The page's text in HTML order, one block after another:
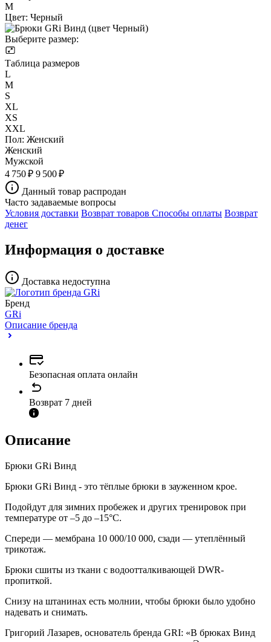
M
Цвет: Черный
Выберите размер:
Таблица размеров
L
M
S
XL
XS
XXL
Пол: Женский
Женский
Мужской
4 750 ₽ 9 500 ₽
Данный товар распродан
Часто задаваемые вопросы
Условия доставки Возврат товаров Способы оплаты Возврат
денег
Информация о доставке
Доставка недоступна
Бренд
GRi
Описание бренда
Безопасная оплата онлайн
Возврат 7 дней
Описание
Брюки GRi Винд
Брюки GRi Винд - это тёплые брюки в зауженном крое.
Подойдут для зимних пробежек и других тренировок при
температуре от –5 до –15°С.
Спереди — мембрана 10 000/10 000, сзади — утеплённый
трикотаж.
Брюки сшиты из ткани с водоотталкивающей DWR-
пропиткой.
Снизу на штанинах есть молнии, чтобы брюки было удобно
надевать и снимать.
Григорий Лазарев, основатель бренда GRI: «В брюках Винд